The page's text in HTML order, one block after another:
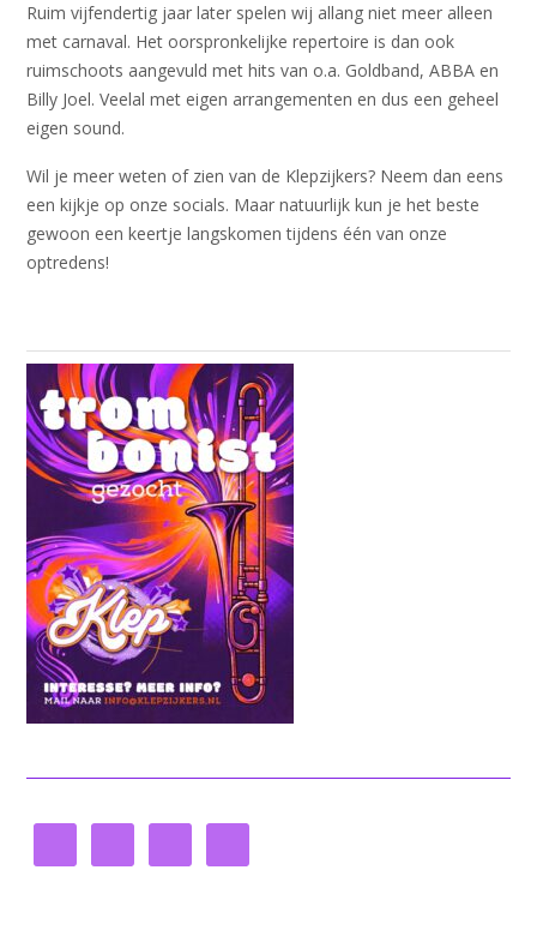
Ruim vijfendertig jaar later spelen wij allang niet meer alleen
met carnaval. Het oorspronkelijke repertoire is dan ook
ruimschoots aangevuld met hits van o.a. Goldband, ABBA en
Billy Joel. Veelal met eigen arrangementen en dus een geheel
eigen sound.
Wil je meer weten of zien van de Klepzijkers? Neem dan eens
een kijkje op onze socials. Maar natuurlijk kun je het beste
gewoon een keertje langskomen tijdens één van onze
optredens!